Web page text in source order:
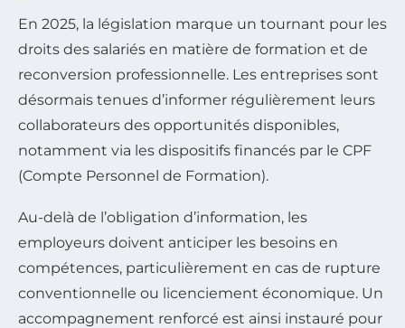
En 2025, la législation marque un tournant pour les
droits des salariés en matière de formation et de
reconversion professionnelle. Les entreprises sont
désormais tenues d’informer régulièrement leurs
collaborateurs des opportunités disponibles,
notamment via les dispositifs financés par le CPF
(Compte Personnel de Formation).
Au-delà de l’obligation d’information, les
employeurs doivent anticiper les besoins en
compétences, particulièrement en cas de rupture
conventionnelle ou licenciement économique. Un
accompagnement renforcé est ainsi instauré pour